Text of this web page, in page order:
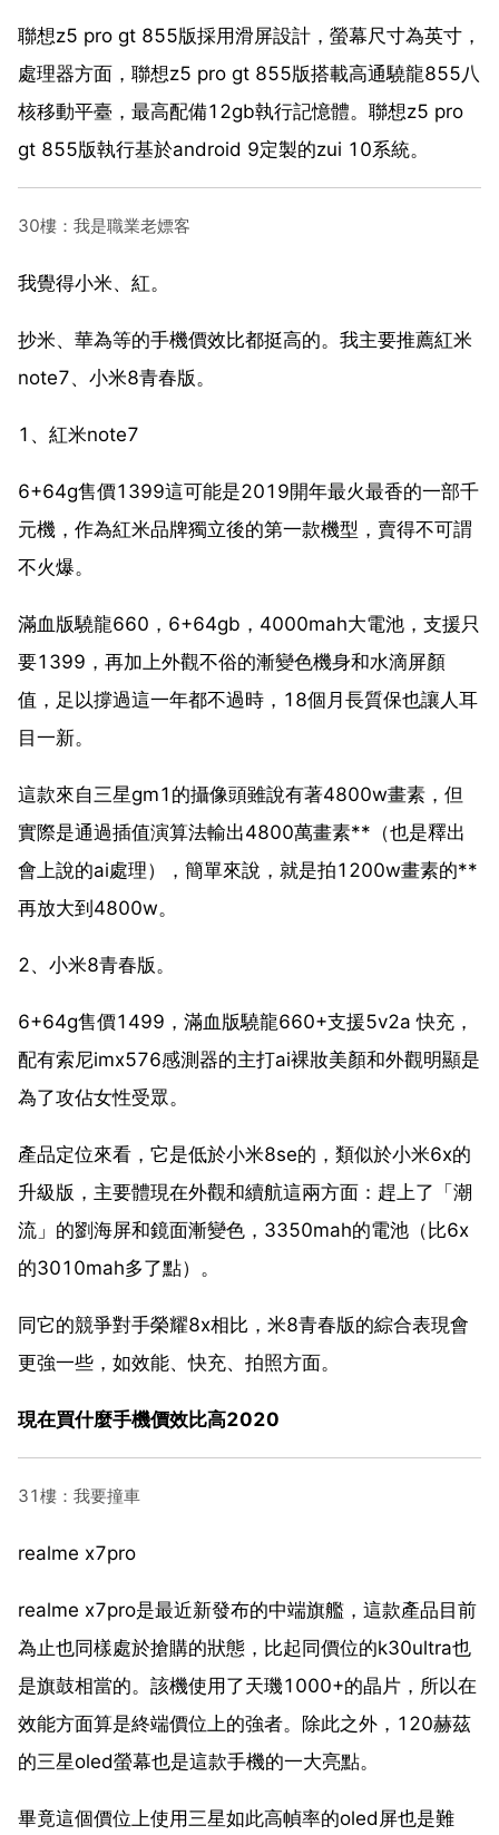
聯想z5 pro gt 855版採用滑屏設計，螢幕尺寸為英寸，
處理器方面，聯想z5 pro gt 855版搭載高通驍龍855八
核移動平臺，最高配備12gb執行記憶體。聯想z5 pro
gt 855版執行基於android 9定製的zui 10系統。
30樓：我是職業老嫖客
我覺得小米、紅。
抄米、華為等的手機價效比都挺高的。我主要推薦紅米
note7、小米8青春版。
1、紅米note7
6+64g售價1399這可能是2019開年最火最香的一部千
元機，作為紅米品牌獨立後的第一款機型，賣得不可謂
不火爆。
滿血版驍龍660，6+64gb，4000mah大電池，支援只
要1399，再加上外觀不俗的漸變色機身和水滴屏顏
值，足以撐過這一年都不過時，18個月長質保也讓人耳
目一新。
這款來自三星gm1的攝像頭雖說有著4800w畫素，但
實際是通過插值演算法輸出4800萬畫素**（也是釋出
會上說的ai處理），簡單來說，就是拍1200w畫素的**
再放大到4800w。
2、小米8青春版。
6+64g售價1499，滿血版驍龍660+支援5v2a 快充，
配有索尼imx576感測器的主打ai裸妝美顏和外觀明顯是
為了攻佔女性受眾。
產品定位來看，它是低於小米8se的，類似於小米6x的
升級版，主要體現在外觀和續航這兩方面：趕上了「潮
流」的劉海屏和鏡面漸變色，3350mah的電池（比6x
的3010mah多了點）。
同它的競爭對手榮耀8x相比，米8青春版的綜合表現會
更強一些，如效能、快充、拍照方面。
現在買什麼手機價效比高2020
31樓：我要撞車
realme x7pro
realme x7pro是最近新發布的中端旗艦，這款產品目前
為止也同樣處於搶購的狀態，比起同價位的k30ultra也
是旗鼓相當的。該機使用了天璣1000+的晶片，所以在
效能方面算是終端價位上的強者。除此之外，120赫茲
的三星oled螢幕也是這款手機的一大亮點。
畢竟這個價位上使用三星如此高幀率的oled屏也是難